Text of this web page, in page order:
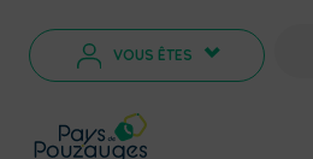
VOUS ÊTES >